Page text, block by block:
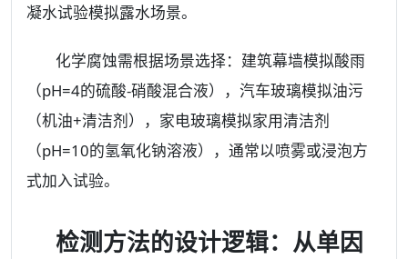
凝水试验模拟露水场景。
化学腐蚀需根据场景选择：建筑幕墙模拟酸雨
（pH=4的硫酸-硝酸混合液），汽车玻璃模拟油污
（机油+清洁剂），家电玻璃模拟家用清洁剂
（pH=10的氢氧化钠溶液），通常以喷雾或浸泡方
式加入试验。
检测方法的设计逻辑：从单因